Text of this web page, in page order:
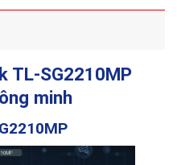
TL-SG2210MP
minh